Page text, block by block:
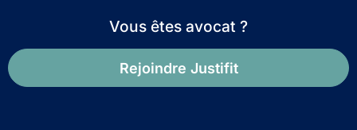
Vous êtes avocat ?
Rejoindre Justifit